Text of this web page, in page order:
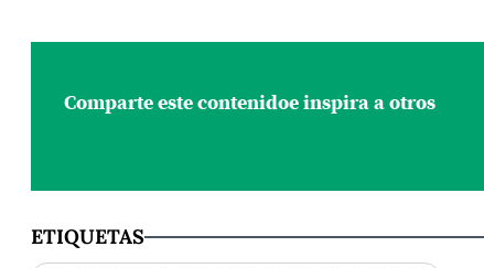
Comparte este contenidoe inspira a otros
ETIQUETAS